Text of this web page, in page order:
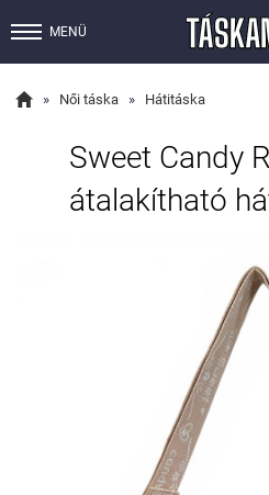
MENÜ
 » Női táska » Hátitáska
Sweet Candy
átalakítható